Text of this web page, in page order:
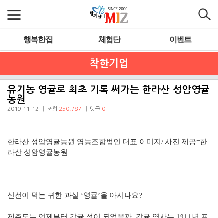
행복한집 체험단 이벤트
착한기업
유기농 영귤로 최초 기록 써가는 한라산 성암영귤
농원
2019-11-12 조회 250,787 댓글 0
한라산 성암영귤농원 영농조합법인 대표 이미지/ 사진 제공=한
라산 성암영귤농원
신선이 먹는 귀한 과실 ‘영귤’을 아시나요?